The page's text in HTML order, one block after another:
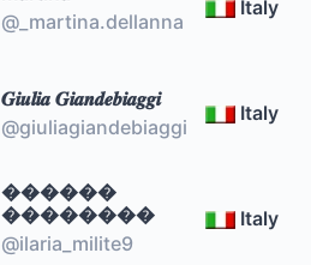
@_martina.dellanna
Italy
𝑮𝒊𝒖𝒍𝒊𝒂 𝑮𝒊𝒂𝒏𝒅𝒆𝒃𝒊𝒂𝒈𝒈𝒊
@giuliagiandebiaggi
Italy
������
��������
@ilaria_milite9
Italy